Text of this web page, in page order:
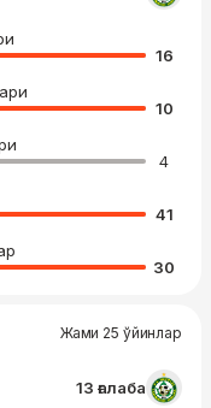
16
10
4
41
30
Жами 25 ўйинлар
13 ғалаба